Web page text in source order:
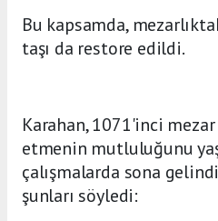
Bu kapsamda,
taşı da restore edildi.
Karahan, 1071'inci mezar
etmenin mutluluğunu
çalışmalarda sona
şunları söyledi: